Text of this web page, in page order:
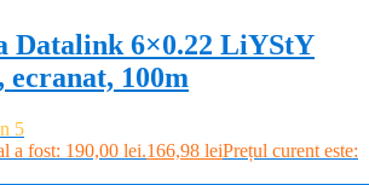
Datalink 6×0.22 LiYStY
ecranat, 100m
5
a fost: 190,00 lei.166,98 leiPrețul curent este: